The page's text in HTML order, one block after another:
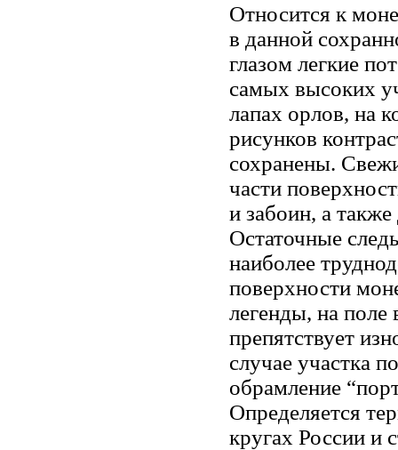
Относится к
в данной
глазом легкие
самых высоких
лапах орлов, на
рисунков
сохранены.
части
и забоин, а
Остаточные
наиболее
поверхности
легенды, на поле
препятствует
случае участка
обрамление
Определяется
кругах России и